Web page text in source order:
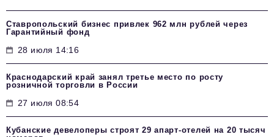
Ставропольский бизнес привлек 962 млн рублей через
Гарантийный фонд
28 июля 14:16
Краснодарский край занял третье место по росту
розничной торговли в России
27 июля 08:54
Кубанские девелоперы строят 29 апарт-отелей на 20 тысяч